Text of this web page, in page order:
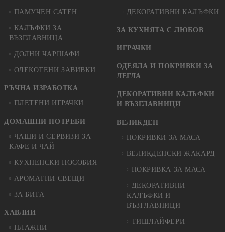
ПАМУЧЕН САТЕН
КАЛЪФКИ ЗА
ВЪЗГЛАВНИЦА
ДОЛНИ ЧАРШАФИ
ОЛЕКОТЕНИ ЗАВИВКИ
РЪЧНА ИЗРАБОТКА
ПЛЕТЕНИ ИГРАЧКИ
ДОМАШНИ ПОТРЕБИ
ЧАШИ И СЕРВИЗИ ЗА
КАФЕ И ЧАЙ
КУХНЕНСКИ ПОСОБИЯ
АРОМАТНИ СВЕЩИ
ЗА БИТА
ХАВЛИИ
ПЛАЖНИ
ДЕКОРАТИВНИ КАЛЪФКИ
ЗА КУХНЯТА С ЛЮБОВ
ИГРАЧКИ
ОДЕЯЛА И ПОКРИВКИ ЗА
ЛЕГЛА
ДЕКОРАТИВНИ КАЛЪФКИ
И ВЪЗГЛАВНИЦИ
ВЕЛИКДЕН
ПОКРИВКИ ЗА МАСА
ВЕЛИКДЕНСКИ ЖАКАРД
ПОКРИВКА ЗА МАСА
ДЕКОРАТИВНИ
КАЛЪФКИ И
ВЪЗГЛАВНИЦИ
ТИШЛАЙФЕРИ